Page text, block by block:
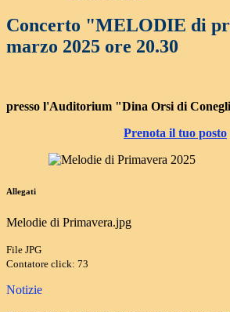
Concerto "MELODIE di
marzo 2025 ore 20.30
presso l'Auditorium "Dina Orsi di
Prenota il tuo posto
Allegati
Melodie di Primavera.jpg
File JPG
Contatore click: 73
Notizie